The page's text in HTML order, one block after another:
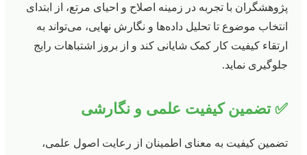
پژوهشگران با تجربه در زمینه اصلاح و احیای مرتع، از ابتدای
انتخاب موضوع تا تحلیل داده‌ها و نگارش نهایی، می‌تواند به
ارتقاء کیفیت کار کمک شایانی کند و از بروز اشتباهات رایج
جلوگیری نماید.
✅ تضمین کیفیت علمی و نگارشی
تضمین کیفیت به معنای اطمینان از رعایت اصول علمی،